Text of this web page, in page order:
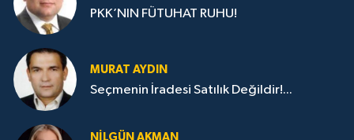
PKK’NIN FÜTUHAT RUHU!
MURAT AYDIN
Seçmenin İradesi Satılık Değildir!...
NILGÜN AKMAN